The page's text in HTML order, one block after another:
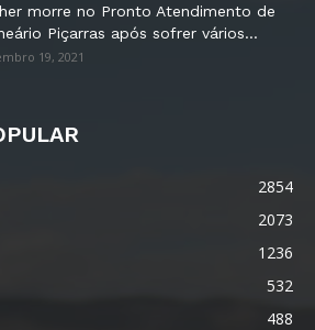
morre no Pronto Atendimento de
Piçarras após sofrer vários...
19, 2021
2854
2073
1236
532
488